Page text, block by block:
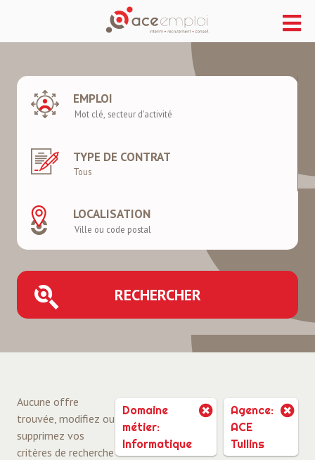
EMPLOI
TYPE DE CONTRAT
LOCALISATION
RECHERCHER
Aucune offre
trouvée, modifiez ou
supprimez vos
critères de recherche
Domaine
métier:
Informatique
Agence:
ACE
Tullins